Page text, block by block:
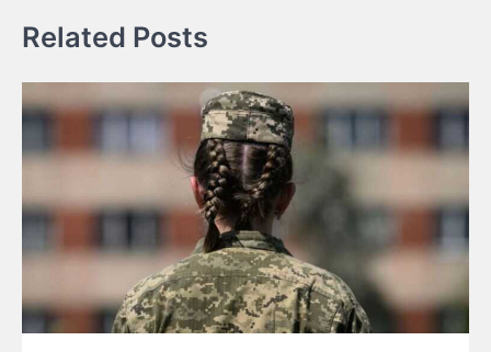
Related Posts